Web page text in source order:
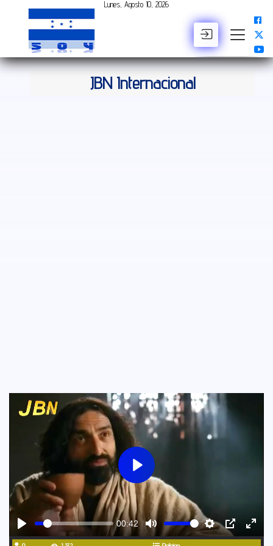
Lunes, Agosto 10, 2026
BUSCAR
JBN Internacional
Play
00:42
Mute Settings
PIP
Play